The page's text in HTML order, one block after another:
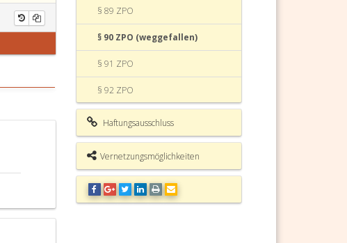
§ 89 ZPO
§ 90 ZPO (weggefallen)
§ 91 ZPO
§ 92 ZPO
§ 93 ZPO
§ 94 ZPO (weggefallen)
§ 95 ZPO (weggefallen)
§ 96 ZPO (weggefallen)
Haftungsausschluss
Vernetzungsmöglichkeiten